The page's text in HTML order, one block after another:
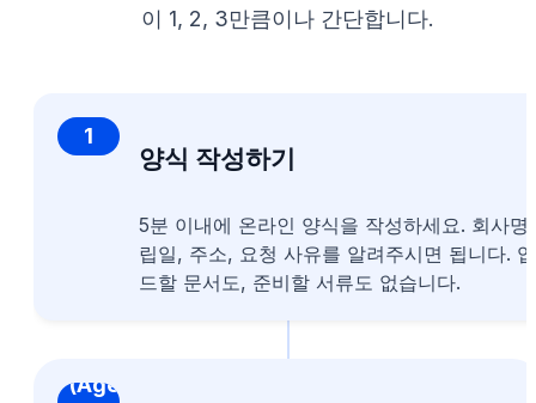
이 1, 2, 3만큼이나 간단합니다.
1
양식 작성하기
5분 이내에 온라인 양식을 작성하세요. 회사명
립일, 주소, 요청 사유를 알려주시면 됩니다.
드할 문서도, 준비할 서류도 없습니다.
(Agencia